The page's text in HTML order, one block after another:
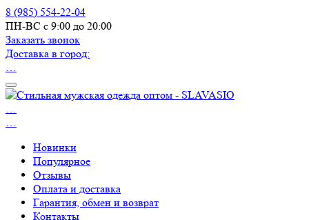
8 (985) 554-22-04
ПН-ВС с 9:00 до 20:00
Заказать звонок
Доставка в город:
…
…
…
Новинки
Популярное
Отзывы
Оплата и доставка
Гарантия, обмен и возврат
Контакты